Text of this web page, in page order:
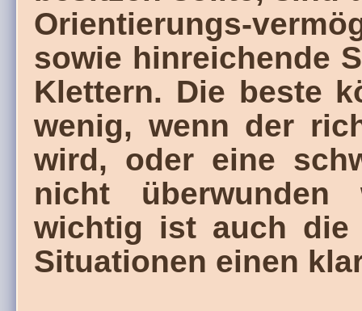
Orientierungs-
sowie hinreichende
Klettern. Die beste
wenig, wenn der
wird, oder eine
nicht überwunden
wichtig ist auch die
Situationen einen